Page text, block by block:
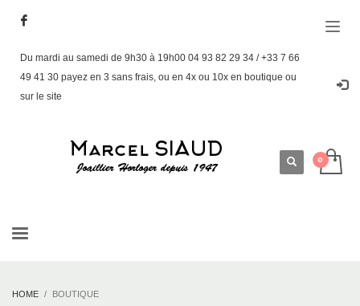
Du mardi au samedi de 9h30 à 19h00 04 93 82 29 34 / +33 7 66
49 41 30 payez en 3 sans frais, ou en 4x ou 10x en boutique ou
sur le site
HOME BOUTIQUE